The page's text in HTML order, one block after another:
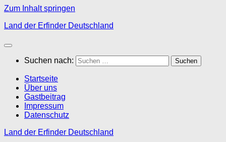
Zum Inhalt springen
Land der Erfinder Deutschland
Suchen nach:
Startseite
Über uns
Gastbeitrag
Impressum
Datenschutz
Land der Erfinder Deutschland